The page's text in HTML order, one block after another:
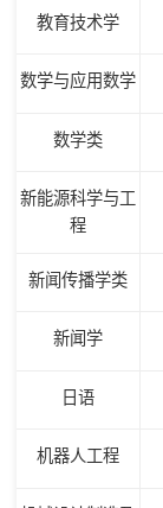
教育技术学
数学与应用数学
数学类
新能源科学与工
程
新闻传播学类
新闻学
日语
机器人工程